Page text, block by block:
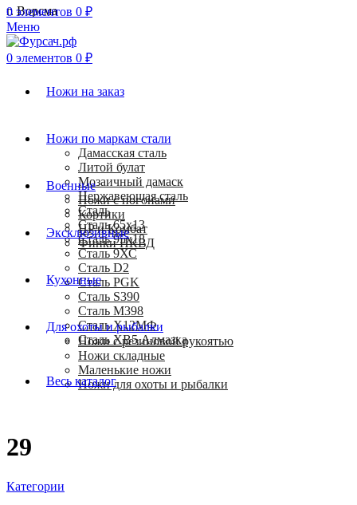
г. Ворсма
0 элементов 0 ₽
Меню
0 элементов 0 ₽
Ножи на заказ
Ножи по маркам стали
Дамасская сталь
Литой булат
Мозаичный дамаск
Нержавеющая сталь
Сталь
Сталь 65х13
Сталь 95х18
Сталь 9ХС
Сталь D2
Сталь PGK
Сталь S390
Сталь M398
Сталь Х12МФ
Сталь ХВ5 Алмазка
Военные
Ножи с погонами
Кортики
HP и Комбат
Финки НКВД
Эксклюзивные
Кухонные
Для охоты и рыбалки
Ножи с резиновой рукоятью
Ножи складные
Маленькие ножи
Ножи для охоты и рыбалки
Весь каталог
29
Категории